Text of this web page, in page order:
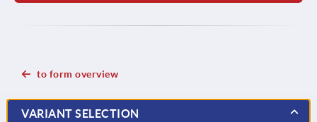
to form overview
VARIANT SELECTION